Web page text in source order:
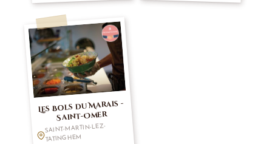
Les Bols du Marais -
Saint-Omer
SAINT-MARTIN-LEZ-
TATINGHEM